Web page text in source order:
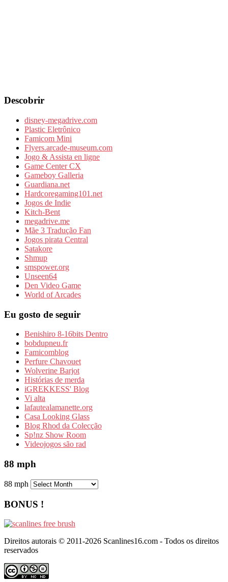
Descobrir
disney-megadrive.com
Plastic Eletrônico
Famicom Mini
Flyers.arcade-museum.com
Jogo & Assista en ligne
Game Center CX
Gameboy Galleria
Guardiana.net
Hardcoregaming101.net
Jogos de Indie
Kitch-Bent
megadrive.me
Mãe 3 Tradução Fan
Jogos pirata Central
Satakore
Shmup
smspower.org
Unseen64
Den Video Game
World of Arcades
Eu gosto de seguir
Benishiro 8-16bits Dentro
bobdupneu.fr
Famicomblog
Perfure Chavouet
Wolverine Barjot
Histórias de merda
iGREKKESS' Blog
Vi alta
lafautealamanette.org
Casa Looking Glass
Blog Rhod da Colecção
Sp!nz Show Room
Videojogos são rad
88 mph
88 mph
BONUS !
Direitos autorais © 2011-2026 Scanlines16.com - Todos os direitos
reservados